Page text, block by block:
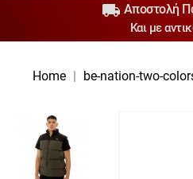
 Αποστολή
Και με
Home be-nation-two-